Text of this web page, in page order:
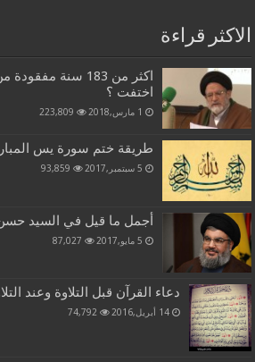
الاكثر قراءة
اكثر من 183 سنة
اختفت ؟
1 مارس,2018 223,809
طريقة ختم سورة يس
5 سبتمبر,2017 93,859
أجمل ما قيل في السيد
5 مايو,2017 87,027
دعاء القرآن قبل التلاوة وعند
14 أبريل,2016 74,792